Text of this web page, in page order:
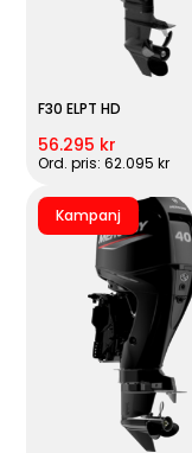
F30 ELPT HD
56.295 kr
Ord. pris: 62.095 kr
Kampanj